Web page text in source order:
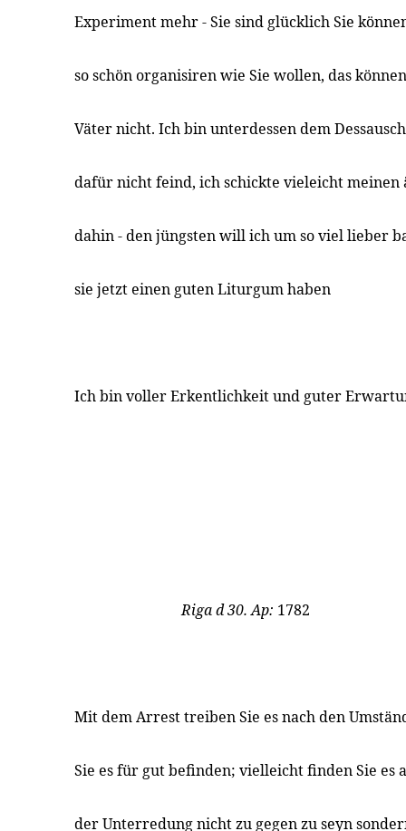
Experiment mehr - Sie sind glücklich Sie
so schön organisiren wie Sie wollen, das
Väter nicht. Ich bin unterdessen dem
dafür nicht feind, ich schickte vieleicht meinen
dahin - den jüngsten will ich um so viel lieber
sie jetzt einen guten Liturgum haben
Ich bin voller Erkentlichkeit und guter
Rigad 30. Ap: 1782
Mit dem Arrest treiben Sie es nach den
Sie es für gut befinden; vielleicht finden Sie es
der Unterredung nicht zu gegen zu seyn